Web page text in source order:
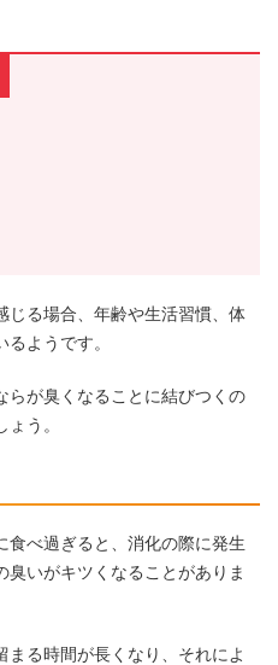
じる場合、年齢や生活習慣、体
ようです。
らが臭くなることに結びつくの
う。
食べ過ぎると、消化の際に発生
いがキツくなることがありま
る時間が長くなり、それによ